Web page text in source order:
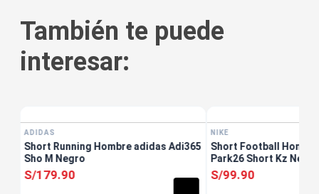
También te puede
interesar:
NIKE
Short Football
Park26 Short Kz Negro
S/99.90